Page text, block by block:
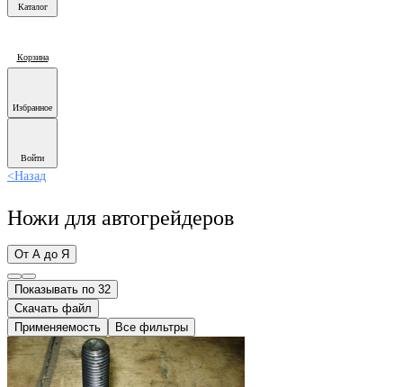
Каталог
Корзина
Избранное
Войти
<Назад
Ножи для автогрейдеров
От А до Я
Показывать по 32
Скачать файл
Применяемость
Все фильтры